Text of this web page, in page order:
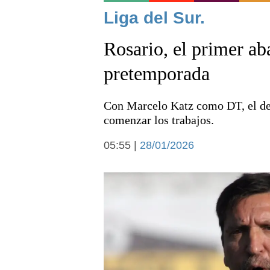
Noticias
Deportes
Economía y campo
Liga del Sur.
Rosario, el primer
pretemporada
Con Marcelo Katz como DT, el
comenzar los trabajos.
05:55 | 28/01/2026